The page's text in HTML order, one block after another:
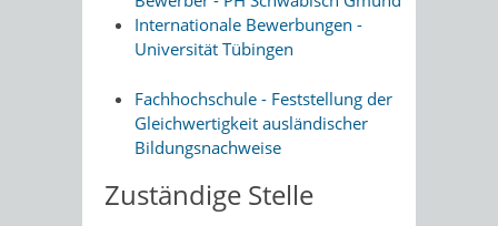
Internationale Bewerbungen -
Universität Tübingen
Fachhochschule - Feststellung der
Gleichwertigkeit ausländischer
Bildungsnachweise
Zuständige Stelle